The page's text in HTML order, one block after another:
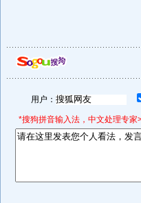
用户：
*搜狗拼音输入法，中文处理专家